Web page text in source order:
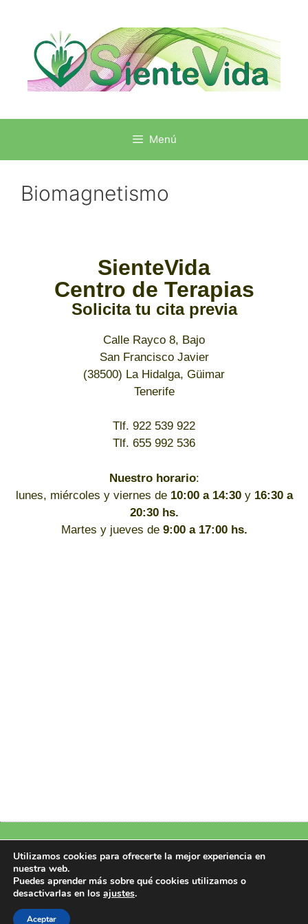
Menú
Biomagnetismo
SienteVida
Centro de Terapias
Solicita tu cita previa
Calle Rayco 8, Bajo
San Francisco Javier
(38500) La Hidalga, Güimar
Tenerife
Tlf. 922 539 922
Tlf. 655 992 536
Nuestro horario:
lunes, miércoles y viernes de 10:00 a 14:30y 16:30 a
20:30 hs.
Martes y jueves de 9:00 a 17:00 hs.
Política de Privacidad |Política de Cookies |Aviso Legal|Más información
Copyright 2026 © Design by Perfectoweb.Net
Utilizamos cookies para ofrecerte la mejor experiencia en
nuestra web.
Puedes aprender más sobre qué cookies utilizamos o
desactivarlas en los ajustes.
Aceptar